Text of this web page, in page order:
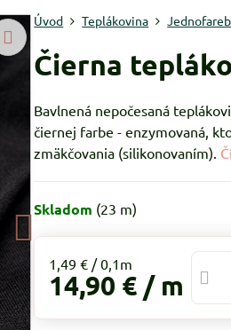
Úvod Teplákovina
Čierna
Bavlnená nepočesaná
čiernej farbe - enzymovaná,
zmäkčovania (silikonovaním).
Skladom (23 m)
1,49 €
14,90 € / m